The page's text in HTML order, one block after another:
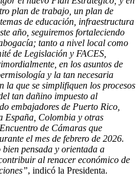
plan de trabajo, un plan de
de educación, infraestructura
año, seguiremos fortaleciendo
tanto a nivel local como
de Legislación y FACES,
en los asuntos de
y la tan necesaria
que se simplifiquen los procesos
tan dañino impuesto al
embajadores de Puerto Rico,
España, Colombia y otras
de Cámaras que
el mes de febrero de 2026.
pensada y orientada a
al renacer económico de
, indicó la Presidenta.